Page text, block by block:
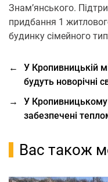
Знам’янського.
придбання 1
будинку сімейного
←
У Кропивницькій
будуть новорічні
→
У Кропивницькому
забезпечені
Вас також